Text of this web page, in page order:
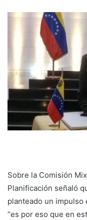
Sobre la Comisión
Planificación señaló
planteado un
“es por eso que en